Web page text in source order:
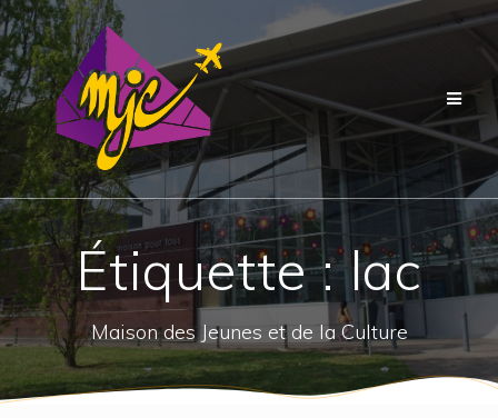
contenu
Étiquette :lac
Maison des Jeunes et de la Culture